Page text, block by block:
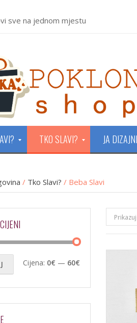
sve na jednom mjestu
TKO SLAVI? JA
/ Tko Slavi? / Beba Slavi
Cijena: 0€ — 60€